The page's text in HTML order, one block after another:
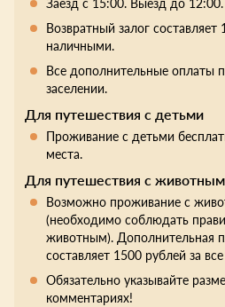
Заезд с 15:00. Выезд до 12:00.
Возвратный залог составляет
наличными.
Все дополнительные оплаты
заселении.
Для путешествия с детьми
Проживание с детьми
места.
Для путешествия с
Возможно проживание с
(необходимо соблюдать
животным). Дополнительная
составляет 1500 рублей за
Обязательно указывайте
комментариях!